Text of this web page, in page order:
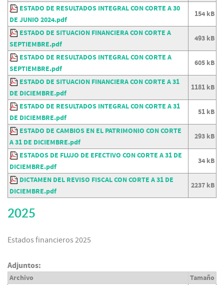
ESTADO DE RESULTADOS INTEGRAL CON CORTE A 30
DE JUNIO 2024.pdf
154 kB
ESTADO DE SITUACION FINANCIERA CON CORTE A
SEPTIEMBRE.pdf
493 kB
ESTADO DE RESULTADOS INTEGRAL CON CORTE A
SEPTIEMBRE.pdf
605 kB
ESTADO DE SITUACION FINANCIERA CON CORTE A 31
DE DICIEMBRE.pdf
1181 kB
ESTADO DE RESULTADOS INTEGRAL CON CORTE A 31
DE DICIEMBRE.pdf
51 kB
ESTADO DE CAMBIOS EN EL PATRIMONIO CON CORTE
A 31 DE DICIEMBRE.pdf
293 kB
ESTADOS DE FLUJO DE EFECTIVO CON CORTE A 31 DE
DICIEMBRE.pdf
34 kB
DICTAMEN DEL REVISO FISCAL CON CORTE A 31 DE
DICIEMBRE.pdf
2237 kB
2025
Estados financieros 2025
Adjuntos:
Archivo
Tamaño